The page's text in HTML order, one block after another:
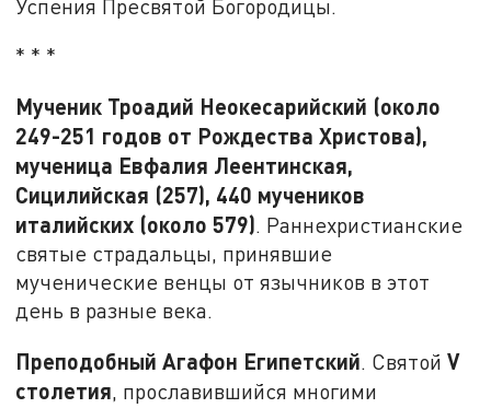
Успения Пресвятой Богородицы.
* * *
Мученик Троадий Неокесарийский (около
249-251 годов от Рождества Христова),
мученица Евфалия Леентинская,
Сицилийская (257), 440 мучеников
италийских (около 579). Раннехристианские
святые страдальцы, принявшие
мученические венцы от язычников в этот
день в разные века.
Преподобный Агафон Египетский. СвятойV
столетия, прославившийся многими